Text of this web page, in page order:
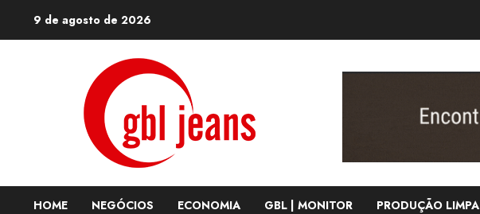
9 de agosto de 2026
HOME NEGÓCIOS ECONOMIA GBL | MONITOR PRODUÇÃO LIMPA